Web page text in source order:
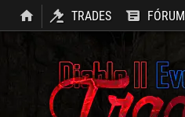
TRADES FÓRUM